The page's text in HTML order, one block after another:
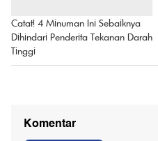
Catat! 4 Minuman Ini Sebaiknya
Dihindari Penderita Tekanan Darah
Tinggi
Komentar